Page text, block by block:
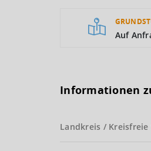
Auf
Informationen
Landkreis / Kreisfreie